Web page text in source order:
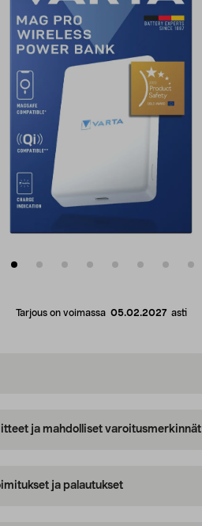
Tarjous on voimassa 05.02.2027asti
ja mahdolliset varoitusmerkinnät
ja palautukset